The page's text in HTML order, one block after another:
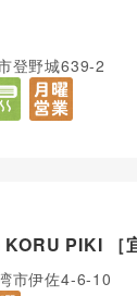
登野城639-2
PIKI ［宜
市伊佐4-6-10